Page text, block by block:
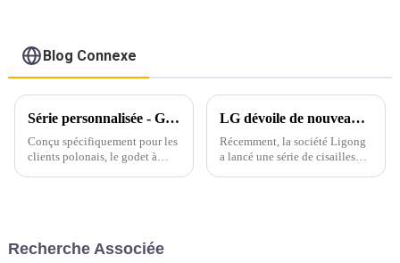
Blog Connexe
Série personnalisée - Godet à roche 30T avec pouce hydraulique
Conçu spécifiquement pour les
clients polonais, le godet à
Caractéristiques du produit ...
LG dévoile de nouveaux produits de cisaillement hydraulique
Récemment, la société Ligong
a lancé une série de cisailles
Recherche Associée